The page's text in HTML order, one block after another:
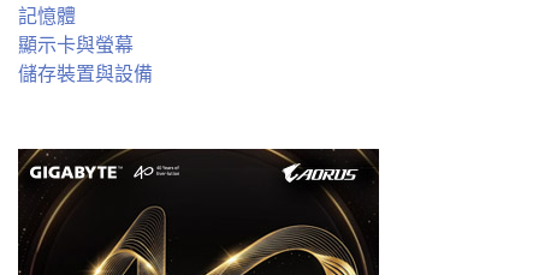
記憶體
顯示卡與螢幕
儲存裝置與設備